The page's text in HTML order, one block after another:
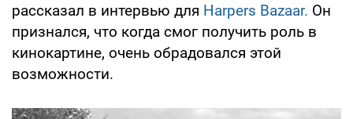
рассказал в интервью для Harpers Bazaar. Он
признался, что когда смог получить роль в
кинокартине, очень обрадовался этой
возможности.